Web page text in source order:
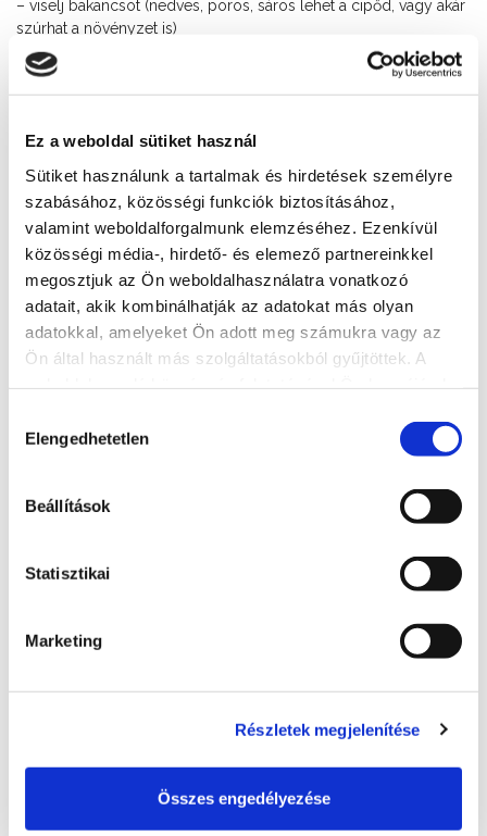
Ez a weboldal sütiket használ
Sütiket használunk a tartalmak és hirdetések személyre
szabásához, közösségi funkciók biztosításához,
valamint weboldalforgalmunk elemzéséhez. Ezenkívül
közösségi média-, hirdető- és elemező partnereinkkel
megosztjuk az Ön weboldalhasználatra vonatkozó
adatait, akik kombinálhatják az adatokat más olyan
adatokkal, amelyeket Ön adott meg számukra vagy az
Ön által használt más szolgáltatásokból gyűjtöttek. A
kiválasztása
Elengedhetetlen
Beállítások
Statisztikai
Marketing
Részletek megjelenítése
Összes engedélyezése
– viselj bakancsot (nedves, poros, sáros lehet a cipőd, vagy akár
szúrhat a növényzet is)
– szúnyogirtó spray is jól jöhet (főleg délutáni repülések
alkalmával)
– ne félj a reggeli korán keléstől
További információk, csomagajánlatok itt:
Elérhetőség
06 70 385 0035
Cím
8611 Siófok-Kiliti repülőtér, Szekszárdi út
Weboldal
www.molnair.hu
További szolgáltatók
Bella Állatpark